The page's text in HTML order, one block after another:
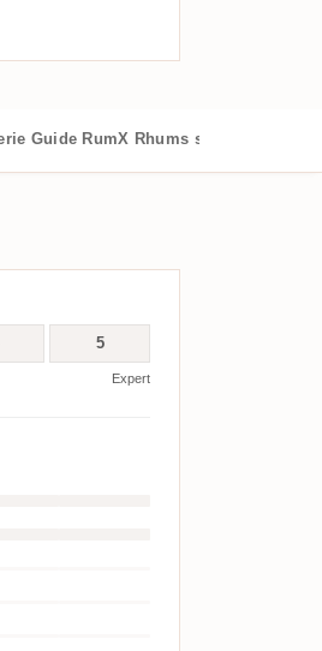
Guide RumX Rhums similaires
5
Expert